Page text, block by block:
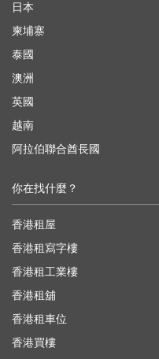
日本
柬埔寨
泰國
澳洲
英國
越南
阿拉伯聯合酋長國
你在找什麼？
香港租屋
香港租寫字樓
香港租工業樓
香港租舖
香港租車位
香港買樓